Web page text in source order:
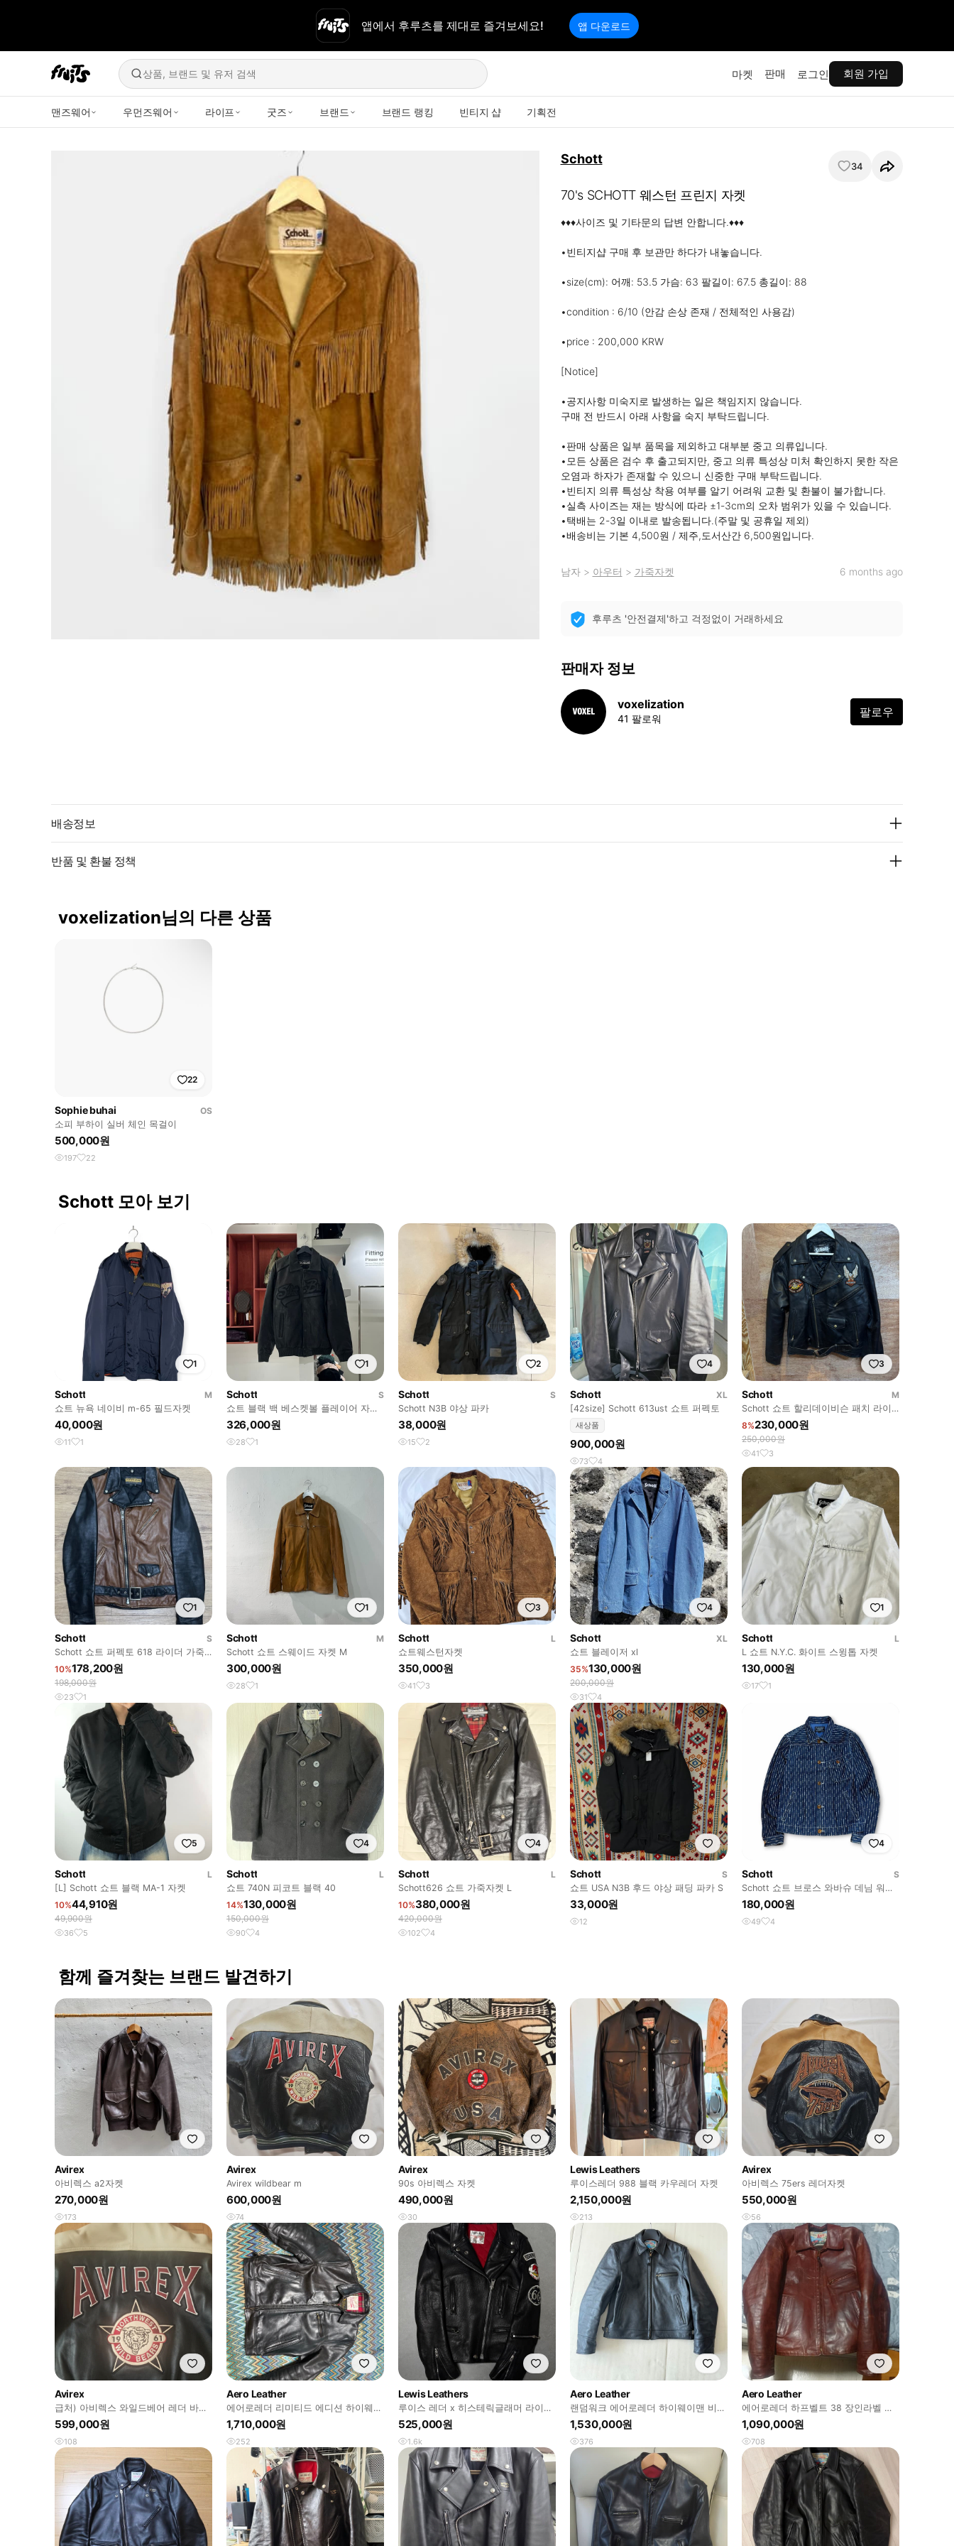
앱에서 후루츠를 제대로 즐겨보세요! 앱 다운로드
상품, 브랜드 및 유저 검색 마켓 판매 로그인 회원 가입
맨즈웨어 우먼즈웨어 라이프 굿즈 브랜드 브랜드 랭킹 빈티지 샵 기획전
Schott 34
70's SCHOTT 웨스턴 프린지 자켓
♦️♦️♦️사이즈 및 기타문의 답변 안합니다.♦️♦️♦️
•빈티지샵 구매 후 보관만 하다가 내놓습니다.
•size(cm): 어깨: 53.5 가슴: 63 팔길이: 67.5 총길이: 88
•condition : 6/10 (안감 손상 존재 / 전체적인 사용감)
•price : 200,000 KRW
[Notice]
•공지사항 미숙지로 발생하는 일은 책임지지 않습니다.
구매 전 반드시 아래 사항을 숙지 부탁드립니다.
•판매 상품은 일부 품목을 제외하고 대부분 중고 의류입니다.
•모든 상품은 검수 후 출고되지만, 중고 의류 특성상 미처 확인하지 못한 작은
오염과 하자가 존재할 수 있으니 신중한 구매 부탁드립니다.
•빈티지 의류 특성상 착용 여부를 알기 어려워 교환 및 환불이 불가합니다.
•실측 사이즈는 재는 방식에 따라 ±1-3cm의 오차 범위가 있을 수 있습니다.
•택배는 2-3일 이내로 발송됩니다.(주말 및 공휴일 제외)
•배송비는 기본 4,500원 / 제주,도서산간 6,500원입니다.
남자> 아우터 > 가죽자켓 6 months ago
후루츠 '안전결제'하고 걱정없이 거래하세요
판매자 정보
voxelization
41 팔로워 팔로우
배송정보
반품 및 환불 정책
voxelization님의 다른 상품
22
Sophie buhai
OS
소피 부하이 실버 체인 목걸이
500,000원
197 22
Schott 모아 보기
1
Schott
M
쇼트 뉴욕 네이비 m-65 필드자켓
40,000원
11 1
1
Schott
S
쇼트 블랙 백 베스켓볼 플레이어 자수
레더 자켓
326,000원
28 1
2
Schott
S
Schott N3B 야상 파카
38,000원
15 2
4
Schott
XL
[42size] Schott 613ust 쇼트 퍼펙토
새상품
900,000원
73 4
3
Schott
M
Schott 쇼트 할리데이비슨 패치 라이
더 가죽 자켓 M사이즈
8%230,000원
250,000원
41 3
1
Schott
S
Schott 쇼트 퍼펙토 618 라이더 가죽
자켓
10%178,200원
198,000원
23 1
1
Schott
M
Schott 쇼트 스웨이드 자켓 M
300,000원
28 1
3
Schott
L
쇼트웨스턴자켓
350,000원
41 3
4
Schott
XL
쇼트 블레이저 xl
35%130,000원
200,000원
31 4
1
Schott
L
L 쇼트 N.Y.C. 화이트 스윙톱 자켓
130,000원
17 1
5
Schott
L
[L] Schott 쇼트 블랙 MA-1 자켓
10%44,910원
49,900원
36 5
4
Schott
L
쇼트 740N 피코트 블랙 40
14%130,000원
150,000원
90 4
4
Schott
L
Schott626 쇼트 가죽자켓 L
10%380,000원
420,000원
102 4
Schott
S
쇼트 USA N3B 후드 야상 패딩 파카 S
33,000원
12
4
Schott
S
Schott 쇼트 브로스 와바슈 데님 워크
자켓
180,000원
49 4
함께 즐겨찾는 브랜드 발견하기
Avirex
아비렉스 a2자켓
270,000원
173
Avirex
Avirex wildbear m
600,000원
74
Avirex
90s 아비렉스 자켓
490,000원
30
Lewis Leathers
루이스레더 988 블랙 카우레더 자켓
2,150,000원
213
Avirex
아비렉스 75ers 레더자켓
550,000원
56
Avirex
급처) 아비렉스 와일드베어 레더 바시
티 자켓
599,000원
108
Aero Leather
에어로레더 리미티드 에디션 하이웨이
맨 홀스하이드 40사이즈
1,710,000원
252
Lewis Leathers
루이스 레더 x 히스테릭글래머 라이더
자켓 15SS 0151LB01
525,000원
1.6k
Aero Leather
랜덤워크 에어로레더 하이웨이맨 비첸
자 홀스하이드 36사이즈
1,530,000원
376
Aero Leather
에어로레더 하프벨트 38 장인라벨 호
스하이드 말가죽자켓 아메카지워크웨
어
1,090,000원
708